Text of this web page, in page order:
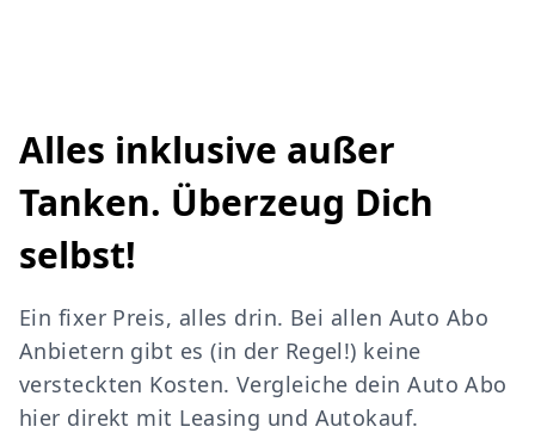
Alles inklusive außer
Tanken. Überzeug Dich
selbst!
Ein fixer Preis, alles drin. Bei allen Auto Abo
Anbietern gibt es (in der Regel!) keine
versteckten Kosten. Vergleiche dein Auto Abo
hier direkt mit Leasing und Autokauf.